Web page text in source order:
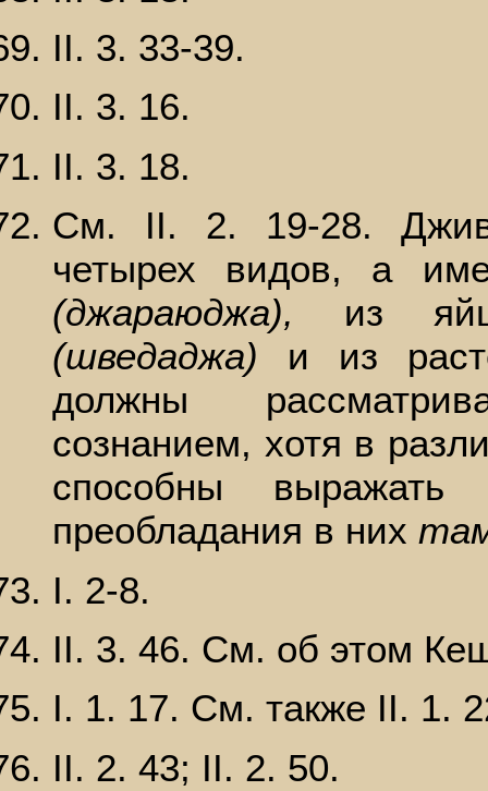
II. 3. 33-39.
II. 3. 16.
II. 3. 18.
См. II. 2. 19-28.
четырех видов, а
(джараюджа),
из
(шведаджа) и из
должны
сознанием, хотя в
способны
преобладания в них
I. 2-8.
II. 3. 46. См. об этом
I. 1. 17. См. также II. 1.
II. 2. 43; II. 2. 50.